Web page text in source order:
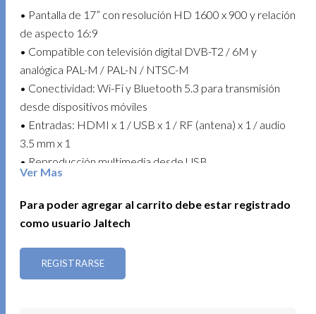
• Pantalla de 17” con resolución HD 1600 x 900 y relación
de aspecto 16:9
• Compatible con televisión digital DVB-T2 / 6M y
analógica PAL-M / PAL-N / NTSC-M
• Conectividad: Wi-Fi y Bluetooth 5.3 para transmisión
desde dispositivos móviles
• Entradas: HDMI x 1 / USB x 1 / RF (antena) x 1 / audio
3.5 mm x 1
• Reproducción multimedia desde USB
• Uso como monitor para computadores, consolas de
• Batería recargable de 5000 mAh / energía 37 Wh /
duración = 2.5 horas
Ver Mas
Para poder agregar al carrito debe estar registrado
como usuario Jaltech
REGISTRARSE